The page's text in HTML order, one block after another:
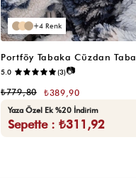
4
Portföy Tabaka Cüzdan Taba
5.0 (3)📷
₺389,90
₺779,80
Yaza Özel Ek %20 İndirim
Sepette : ₺311,92